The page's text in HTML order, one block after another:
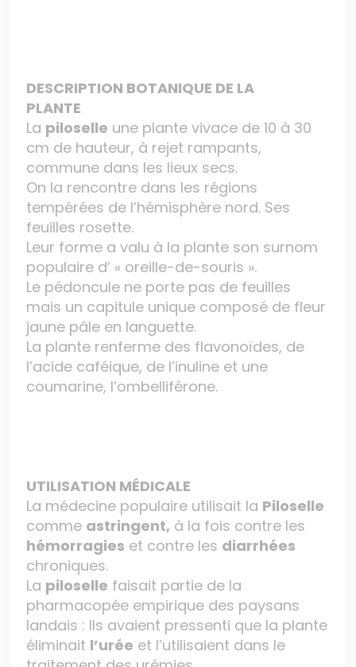
DESCRIPTION BOTANIQUE DE LA
PLANTE
La piloselle une plante vivace de 10 à 30
cm de hauteur, à rejet rampants,
commune dans les lieux secs.
On la rencontre dans les régions
tempérées de l’hémisphère nord. Ses
feuilles rosette.
Leur forme a valu à la plante son surnom
populaire d’ « oreille-de-souris ».
Le pédoncule ne porte pas de feuilles
mais un capitule unique composé de fleur
jaune pâle en languette.
La plante renferme des flavonoïdes, de
l’acide caféique, de l’inuline et une
coumarine, l’ombelliférone.
UTILISATION MÉDICALE
La médecine populaire utilisait la Piloselle
comme astringent, à la fois contre les
hémorragies et contre les diarrhées
chroniques.
La piloselle faisait partie de la
pharmacopée empirique des paysans
landais : Ils avaient pressenti que la plante
éliminait l’urée et l’utilisaient dans le